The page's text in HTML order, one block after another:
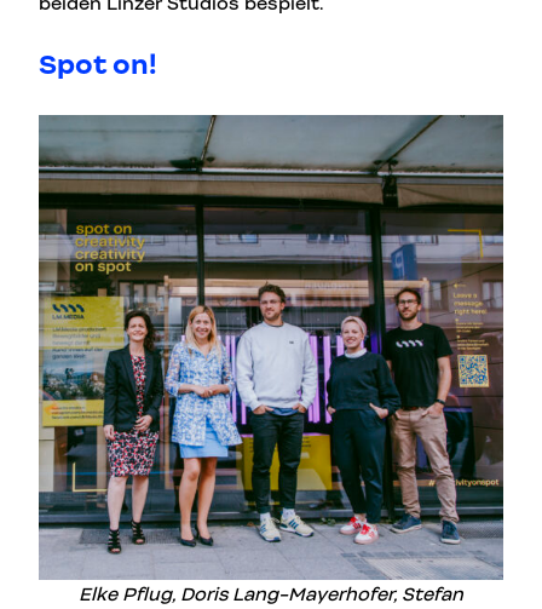
Spot on!
Elke Pflug, Doris Lang-Mayerhofer, Stefan